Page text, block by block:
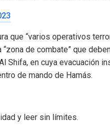
que “varios operativos
de combate” que
Shifa, en cuya evacuación
de mando de Hamás.
y leer sin límites.